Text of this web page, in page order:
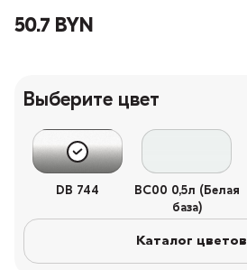
50.7 BYN
Выберите цвет
DB 744
BC00 0,5л (Белая
база)
Каталог цветов